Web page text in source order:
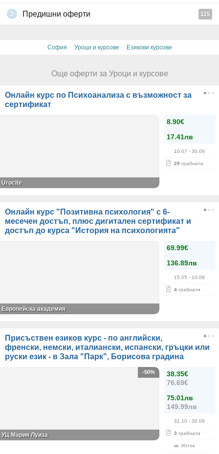
Всеки успешно завършил курсист получава сертификат за
владеене на съответното ниво, за който се доплащат 4.50лв за
доставка до офис на Еконт. Необходимо е да изпратите на E-mail:
Всички другиглобални условия на Grabo.bg
Предишни оферти 115
София · Уроци и курсове · Езикови курсове
Още оферти за Уроци и курсове
Онлайн курс по Психоанализа с възможност за
сертификат
8.90€
17.41лв
10.07 - 30.09
29 грабнати
Urocite
Онлайн курс "Позитивна психология" с 6-
месечен достъп, плюс дигитален сертификат и
достъп до курса "История на психологията"
69.99€
136.89лв
15.05 - 10.09
4 грабнати
Европейска академия
Присъствен езиков курс - по английски,
френски, немски, италиански, испански, гръцки или
руски език - в Зала "Парк", Борисова градина
38.35€
76.69€
75.01лв
149.99лв
31.10 - 30.09
3 грабнати
кв. Изток
-50%
УЦ Мария Луиза